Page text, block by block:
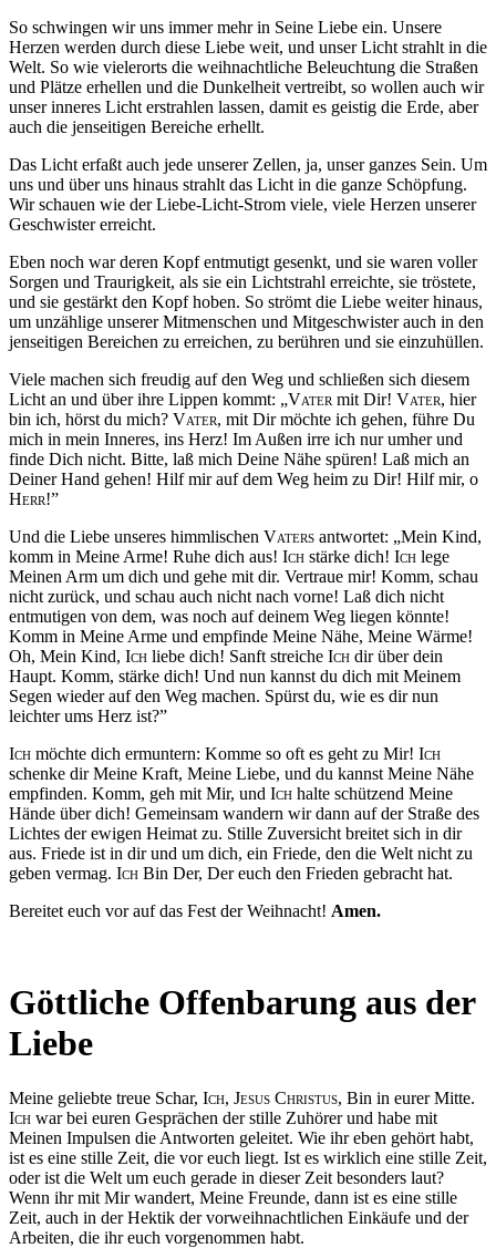
So schwingen wir uns immer mehr in Seine Liebe ein. Unsere
Herzen werden durch diese Liebe weit, und unser Licht strahlt in die
Welt. So wie vielerorts die weihnachtliche Beleuchtung die Straßen
und Plätze erhellen und die Dunkelheit vertreibt, so wollen auch wir
unser inneres Licht erstrahlen lassen, damit es geistig die Erde, aber
auch die jenseitigen Bereiche erhellt.
Das Licht erfaßt auch jede unserer Zellen, ja, unser ganzes Sein. Um
uns und über uns hinaus strahlt das Licht in die ganze Schöpfung.
Wir schauen wie der Liebe-Licht-Strom viele, viele Herzen unserer
Geschwister erreicht.
Eben noch war deren Kopf entmutigt gesenkt, und sie waren voller
Sorgen und Traurigkeit, als sie ein Lichtstrahl erreichte, sie tröstete,
und sie gestärkt den Kopf hoben. So strömt die Liebe weiter hinaus,
um unzählige unserer Mitmenschen und Mitgeschwister auch in den
jenseitigen Bereichen zu erreichen, zu berühren und sie einzuhüllen.
Viele machen sich freudig auf den Weg und schließen sich diesem
Licht an und über ihre Lippen kommt: „Vater mit Dir! Vater, hier
bin ich, hörst du mich? Vater, mit Dir möchte ich gehen, führe Du
mich in mein Inneres, ins Herz! Im Außen irre ich nur umher und
finde Dich nicht. Bitte, laß mich Deine Nähe spüren! Laß mich an
Deiner Hand gehen! Hilf mir auf dem Weg heim zu Dir! Hilf mir, o
Herr!”
Und die Liebe unseres himmlischen Vaters antwortet: „Mein Kind,
komm in Meine Arme! Ruhe dich aus! Ich stärke dich! Ich lege
Meinen Arm um dich und gehe mit dir. Vertraue mir! Komm, schau
nicht zurück, und schau auch nicht nach vorne! Laß dich nicht
entmutigen von dem, was noch auf deinem Weg liegen könnte!
Komm in Meine Arme und empfinde Meine Nähe, Meine Wärme!
Oh, Mein Kind, Ich liebe dich! Sanft streiche Ich dir über dein
Haupt. Komm, stärke dich! Und nun kannst du dich mit Meinem
Segen wieder auf den Weg machen. Spürst du, wie es dir nun
leichter ums Herz ist?”
Ich möchte dich ermuntern: Komme so oft es geht zu Mir! Ich
schenke dir Meine Kraft, Meine Liebe, und du kannst Meine Nähe
empfinden. Komm, geh mit Mir, und Ich halte schützend Meine
Hände über dich! Gemeinsam wandern wir dann auf der Straße des
Lichtes der ewigen Heimat zu. Stille Zuversicht breitet sich in dir
aus. Friede ist in dir und um dich, ein Friede, den die Welt nicht zu
geben vermag. Ich Bin Der, Der euch den Frieden gebracht hat.
Bereitet euch vor auf das Fest der Weihnacht! Amen.
Göttliche Offenbarung aus der
Liebe
Meine geliebte treue Schar, Ich, Jesus Christus, Bin in eurer Mitte.
Ich war bei euren Gesprächen der stille Zuhörer und habe mit
Meinen Impulsen die Antworten geleitet. Wie ihr eben gehört habt,
ist es eine stille Zeit, die vor euch liegt. Ist es wirklich eine stille Zeit,
oder ist die Welt um euch gerade in dieser Zeit besonders laut?
Wenn ihr mit Mir wandert, Meine Freunde, dann ist es eine stille
Zeit, auch in der Hektik der vorweihnachtlichen Einkäufe und der
Arbeiten, die ihr euch vorgenommen habt.